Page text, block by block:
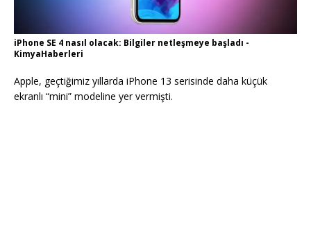
iPhone SE 4 nasıl olacak: Bilgiler netleşmeye başladı -
KimyaHaberleri
Apple, geçtiğimiz yıllarda iPhone 13 serisinde daha küçük
ekranlı “mini” modeline yer vermişti.